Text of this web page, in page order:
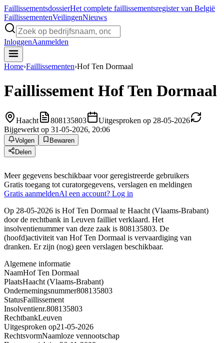
FaillissementsdossierHet complete faillissementsregister van België
FaillissementenVeilingenNieuws
InloggenAanmelden
Home›Faillissementen›Hof Ten Dormaal
Faillissement Hof Ten Dormaal
Haacht 808135803
Uitgesproken op 28-05-2026
Bijgewerkt op 31-05-2026, 20:06
Volgen
Bewaren
Delen
Meer gegevens beschikbaar voor geregistreerde gebruikers
Gratis toegang tot curatorgegevens, verslagen en meldingen
Gratis aanmeldenAl een account? Log in
Op 28-05-2026 is Hof Ten Dormaal te Haacht (Vlaams-Brabant)
door de rechtbank in Leuven failliet verklaard. Het
insolventienummer van deze zaak is 808135803. De
(hoofd)activiteit van Hof Ten Dormaal is vervaardiging van
dranken. Er zijn (nog) geen verslagen beschikbaar.
Algemene informatie
NaamHof Ten Dormaal
PlaatsHaacht (Vlaams-Brabant)
Ondernemingsnummer808135803
StatusFaillissement
Insolventienr.808135803
RechtbankLeuven
Uitgesproken op21-05-2026
RechtsvormNaamloze vennootschap